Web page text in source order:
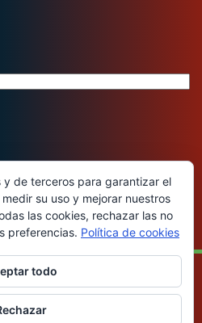
los derechos reservados
y de terceros para garantizar el
su uso y mejorar nuestros
las cookies, rechazar las no
preferencias. Política de cookies
todo